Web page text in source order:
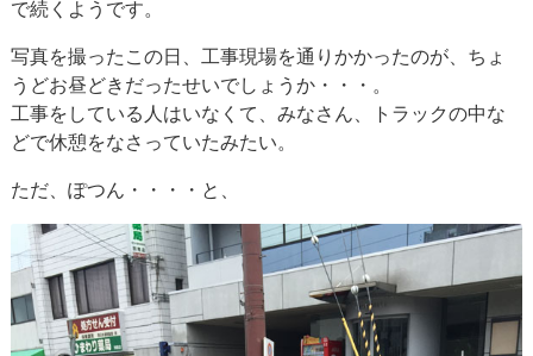
で続くようです。
写真を撮ったこの日、工事現場を通りかかったのが、ちょ
うどお昼どきだったせいでしょうか・・・。
工事をしている人はいなくて、みなさん、トラックの中な
どで休憩をなさっていたみたい。
ただ、ぽつん・・・・と、